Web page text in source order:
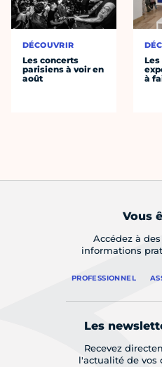
DÉCOUVRIR
Les concerts
parisiens à voir en
août
à
Vous
Accédez à
informations
PROFESSIONNEL
Les
Recevez
l'actualité de vos